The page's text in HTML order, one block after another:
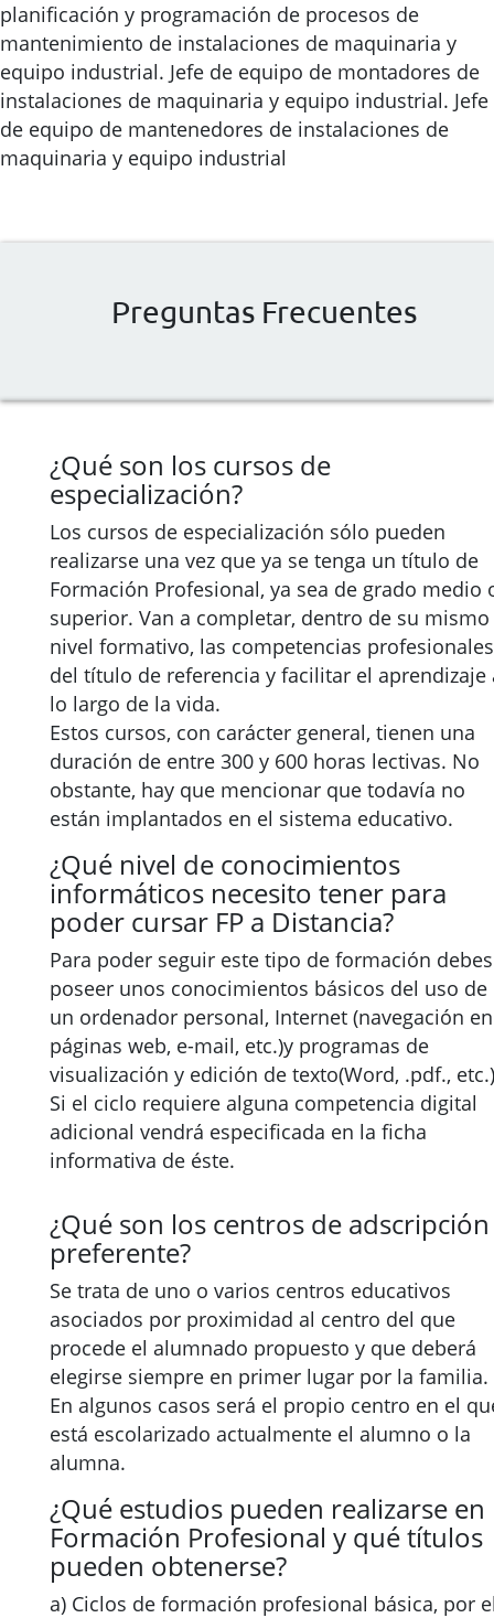
planificación y programación de procesos de
mantenimiento de instalaciones de maquinaria y
equipo industrial. Jefe de equipo de montadores de
instalaciones de maquinaria y equipo industrial. Jefe
de equipo de mantenedores de instalaciones de
maquinaria y equipo industrial
Preguntas Frecuentes
¿Qué son los cursos de
especialización?
Los cursos de especialización sólo pueden
realizarse una vez que ya se tenga un título de
Formación Profesional, ya sea de grado medio
superior. Van a completar, dentro de su mismo
nivel formativo, las competencias profesionales
del título de referencia y facilitar el aprendizaje
lo largo de la vida.
Estos cursos, con carácter general, tienen una
duración de entre 300 y 600 horas lectivas. No
obstante, hay que mencionar que todavía no
están implantados en el sistema educativo.
¿Qué nivel de conocimientos
informáticos necesito tener para
poder cursar FP a Distancia?
Para poder seguir este tipo de formación debes
poseer unos conocimientos básicos del uso de
un ordenador personal, Internet (navegación en
páginas web, e-mail, etc.)y programas de
visualización y edición de texto(Word, .pdf.,
Si el ciclo requiere alguna competencia digital
adicional vendrá especificada en la ficha
informativa de éste.
¿Qué son los centros de adscripción
preferente?
Se trata de uno o varios centros educativos
asociados por proximidad al centro del que
procede el alumnado propuesto y que deberá
elegirse siempre en primer lugar por la familia.
En algunos casos será el propio centro en el
está escolarizado actualmente el alumno o la
alumna.
¿Qué estudios pueden realizarse en
Formación Profesional y qué títulos
pueden obtenerse?
a) Ciclos de formación profesional básica, por